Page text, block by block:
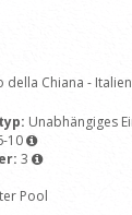
della Chiana - Italien
Unabhängiges
10
3
Pool